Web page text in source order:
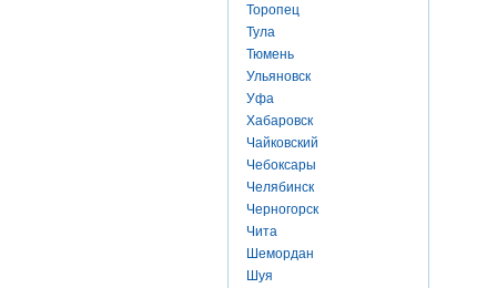
Торопец
Тула
Тюмень
Ульяновск
Уфа
Хабаровск
Чайковский
Чебоксары
Челябинск
Черногорск
Чита
Шемордан
Шуя